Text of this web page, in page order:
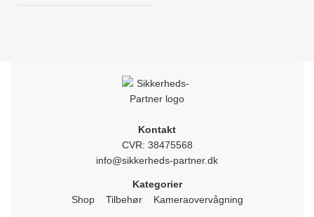
Kontakt
CVR: 38475568
info@sikkerheds-partner.dk
Kategorier
Shop
Tilbehør Kameraovervågning